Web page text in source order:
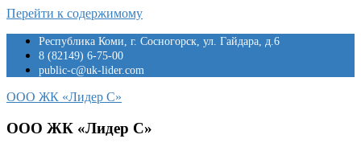
Перейти к содержимому
Республика Коми, г. Сосногорск, ул. Гайдара, д.6
8 (82149) 6-75-00
public-c@uk-lider.com
ООО ЖК «Лидер С»
ООО ЖК «Лидер С»